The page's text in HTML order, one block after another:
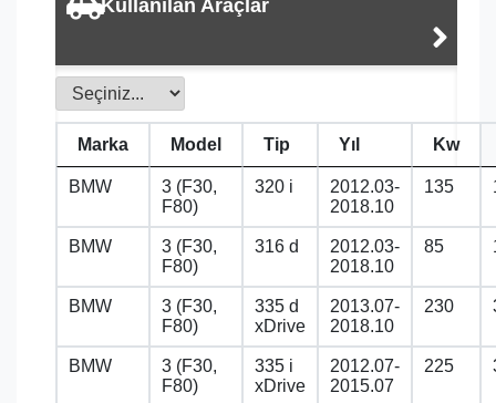
Kullanılan Araçlar
Marka Model Tip Yıl Kw
BMW
3 (F30,
F80)
320 i
2012.03-
2018.10
135
BMW
3 (F30,
F80)
316 d
2012.03-
2018.10
85
BMW
3 (F30,
F80)
335 d
xDrive
2013.07-
2018.10
230
BMW
3 (F30,
F80)
335 i
xDrive
2012.07-
2015.07
225